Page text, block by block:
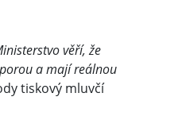
věří, že
a mají reálnou
tiskový mluvčí